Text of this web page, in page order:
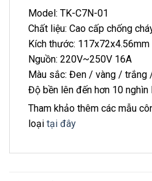
Model: TK-C7N-01
Chất liệu: Cao cấp chống
Kích thước: 117x72x4.56mm
Nguồn: 220V~250V 16A
Màu sắc: Đen / vàng / trắng
Độ bền lên đến hơn 10 nghìn
Tham khảo thêm các mẫu
loại tại đây